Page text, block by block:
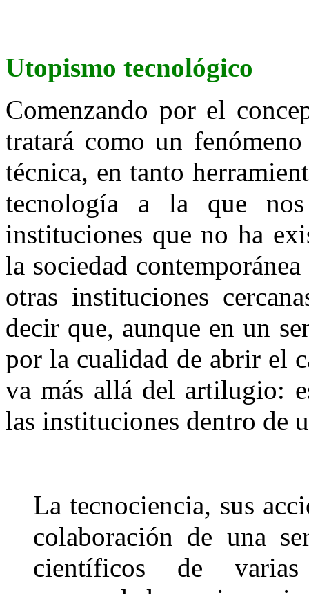
Utopismo tecnológico
Comenzando por el
tratará como un
técnica, en tanto
tecnología a la que
instituciones que no ha
la sociedad
otras instituciones
decir que, aunque en un
por la cualidad de abrir el
va más allá del artilugio:
las instituciones dentro de
La tecnociencia, sus
colaboración de una
científicos de